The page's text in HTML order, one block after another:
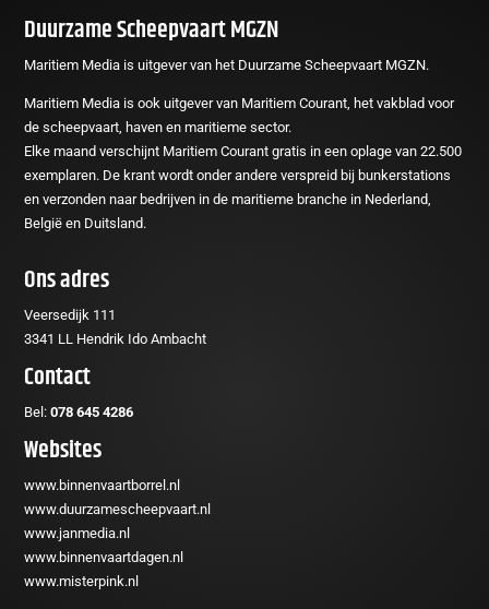
Duurzame Scheepvaart MGZN
Maritiem Media is uitgever van het Duurzame Scheepvaart MGZN.
Maritiem Media is ook uitgever van Maritiem Courant, het vakblad voor
de scheepvaart, haven en maritieme sector.
Elke maand verschijnt Maritiem Courant gratis in een oplage van 22.500
exemplaren. De krant wordt onder andere verspreid bij bunkerstations
en verzonden naar bedrijven in de maritieme branche in Nederland,
België en Duitsland.
Ons adres
Veersedijk 111
3341 LL Hendrik Ido Ambacht
Contact
Bel:078 645 4286
Websites
www.binnenvaartborrel.nl
www.duurzamescheepvaart.nl
www.janmedia.nl
www.binnenvaartdagen.nl
www.misterpink.nl